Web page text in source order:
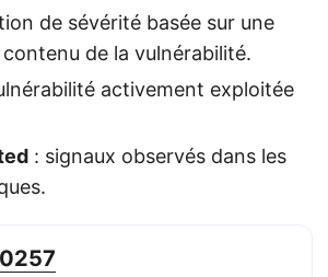
de sévérité basée sur une
de la vulnérabilité.
activement exploitée
: signaux observés dans les